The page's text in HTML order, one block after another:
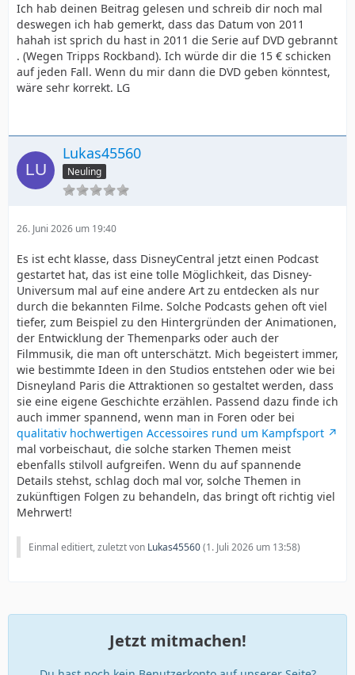
Ich hab deinen Beitrag gelesen und schreib dir noch mal
deswegen ich hab gemerkt, dass das Datum von 2011
hahah ist sprich du hast in 2011 die Serie auf DVD gebrannt
. (Wegen Tripps Rockband). Ich würde dir die 15 € schicken
auf jeden Fall. Wenn du mir dann die DVD geben könntest,
wäre sehr korrekt. LG
Lukas45560
Neuling
26. Juni 2026 um 19:40
Es ist echt klasse, dass DisneyCentral jetzt einen Podcast
gestartet hat, das ist eine tolle Möglichkeit, das Disney-
Universum mal auf eine andere Art zu entdecken als nur
durch die bekannten Filme. Solche Podcasts gehen oft viel
tiefer, zum Beispiel zu den Hintergründen der Animationen,
der Entwicklung der Themenparks oder auch der
Filmmusik, die man oft unterschätzt. Mich begeistert immer,
wie bestimmte Ideen in den Studios entstehen oder wie bei
Disneyland Paris die Attraktionen so gestaltet werden, dass
sie eine eigene Geschichte erzählen. Passend dazu finde ich
auch immer spannend, wenn man in Foren oder bei
qualitativ hochwertigen Accessoires rund um Kampfsport
mal vorbeischaut, die solche starken Themen meist
ebenfalls stilvoll aufgreifen. Wenn du auf spannende
Details stehst, schlag doch mal vor, solche Themen in
zukünftigen Folgen zu behandeln, das bringt oft richtig viel
Mehrwert!
Einmal editiert, zuletzt von Lukas45560(1. Juli 2026 um 13:58)
Jetzt mitmachen!